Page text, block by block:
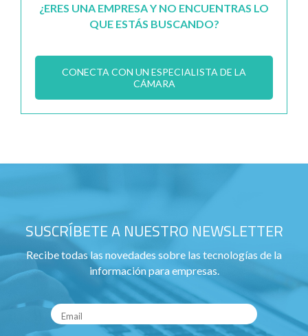
¿ERES UNA EMPRESA Y NO ENCUENTRAS LO
QUE ESTÁS BUSCANDO?
CONECTA CON UN ESPECIALISTA DE LA
CÁMARA
SUSCRÍBETE A NUESTRO NEWSLETTER
Recibe todas las novedades sobre las tecnologías de la
información para empresas.